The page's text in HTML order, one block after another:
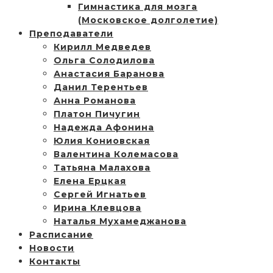
Гимнастика для мозга
(Московское долголетие)
Преподаватели
Кирилл Медведев
Ольга Солодилова
Анастасия Баранова
Данил Терентьев
Анна Романова
Платон Пичугин
Надежда Афонина
Юлия Кониовская
Валентина Колемасова
Татьяна Малахова
Елена Ерцкая
Сергей Игнатьев
Ирина Клевцова
Наталья Мухамеджанова
Расписание
Новости
Контакты